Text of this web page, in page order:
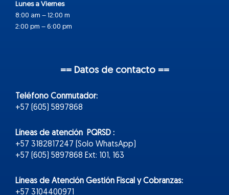
Lunes a Viernes
8:00 am – 12:00 m
2:00 pm – 6:00 pm
== Datos de contacto ==
Teléfono Conmutador:
+57 (605) 5897868
Líneas de atención PQRSD :
+57 3182817247 (Solo WhatsApp)
+57 (605) 5897868 Ext: 101, 163
Líneas de Atención Gestión Fiscal y Cobranzas:
+57 3104400971